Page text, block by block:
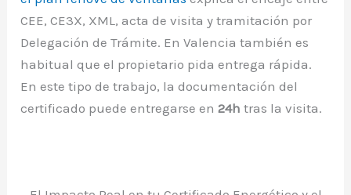
CEE, CE3X, XML, acta de visita y tramitación por
Delegación de Trámite. En Valencia también es
habitual que el propietario pida entrega rápida.
En este tipo de trabajo, la documentación del
certificado puede entregarse en24h tras la visita.